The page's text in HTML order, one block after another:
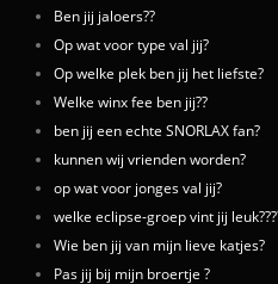
Ben jij jaloers??
Op wat voor type val jij?
Op welke plek ben jij het liefste?
Welke winx fee ben jij??
ben jij een echte SNORLAX fan?
kunnen wij vrienden worden?
op wat voor jonges val jij?
welke eclipse-groep vint jij
Wie ben jij van mijn lieve katjes?
Pas jij bij mijn broertje ?